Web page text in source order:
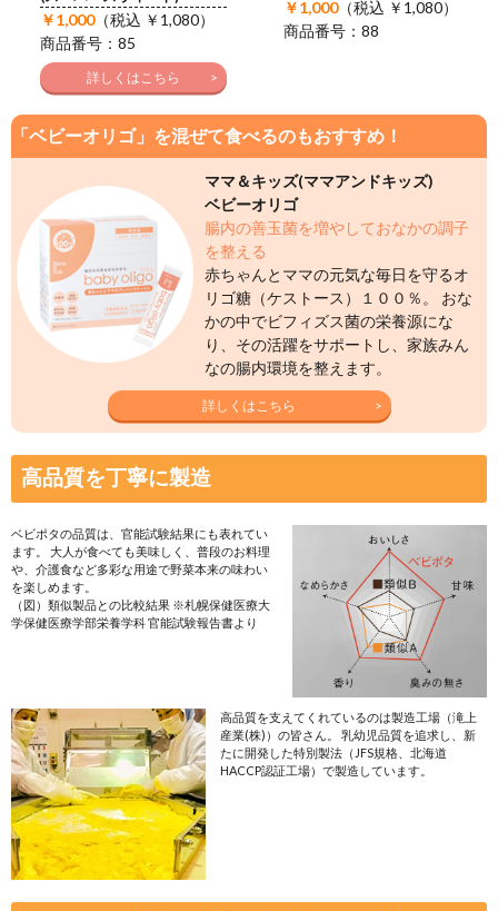
あっという間に裏ごし